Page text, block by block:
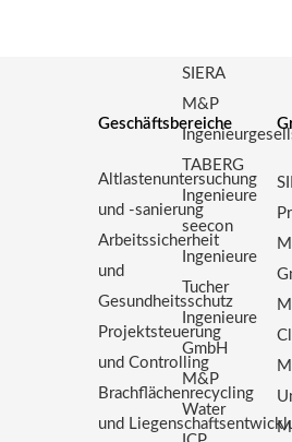
Geschäftsbereiche
Altlastenuntersuchung
und -sanierung
Arbeitssicherheit
und
Gesundheitsschutz
Projektsteuerung
und Controlling
Brachflächenrecycling
und
SIERA
M&P
TABERG
Ingenieure
seecon
Ingenieure
Tucher
Ingenieure
GmbH
M&P
Water